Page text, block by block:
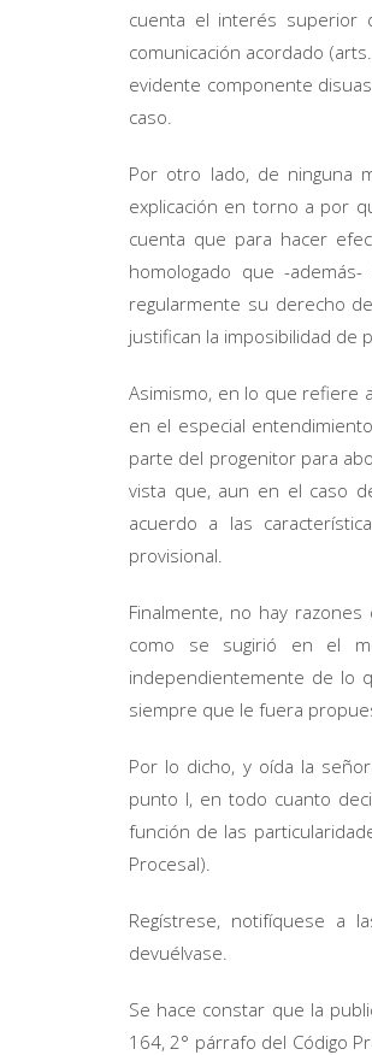
cuenta el interés superior
comunicación acordado
evidente componente
caso.
Por otro lado, de ninguna
explicación en torno a por
cuenta que para hacer
homologado que -
regularmente su derecho
justifican la imposibilidad de
Asimismo, en lo que refiere
en el especial
parte del progenitor para
vista que, aun en el caso
acuerdo a las
provisional.
Finalmente, no hay
como se sugirió en el
independientemente de lo
siempre que le fuera
Por lo dicho, y oída la
punto I, en todo cuanto
función de las
Procesal).
Regístrese, notifíquese a
devuélvase.
Se hace constar que la
164, 2° párrafo del Código